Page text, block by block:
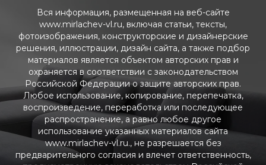
Вся информация, размещенная на веб-сайте
www.mirlachev-vl.ru, включая статьи, тексты,
фотоизображения, конструкторские и дизайнерские
решения, иллюстрации, дизайн сайта, а также подбор
материалов является объектом авторских прав и
охраняется в соответствии с законодательством
Российской Федерации о защите авторских прав.
Любое использование, копирование, перепечатка,
воспроизведение, переработка или последующее
распространение, а равно любое другое
использование указанных материалов сайта
www.mirlachev-vl.ru., не разрешается без
предварительного согласия и влечет ответственность,